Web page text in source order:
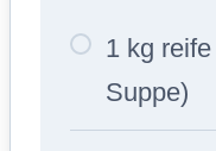
1 kg
Suppe)